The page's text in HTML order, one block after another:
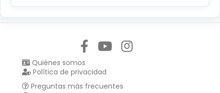
Quiénes somos
Política de privacidad
Preguntas más frecuentes